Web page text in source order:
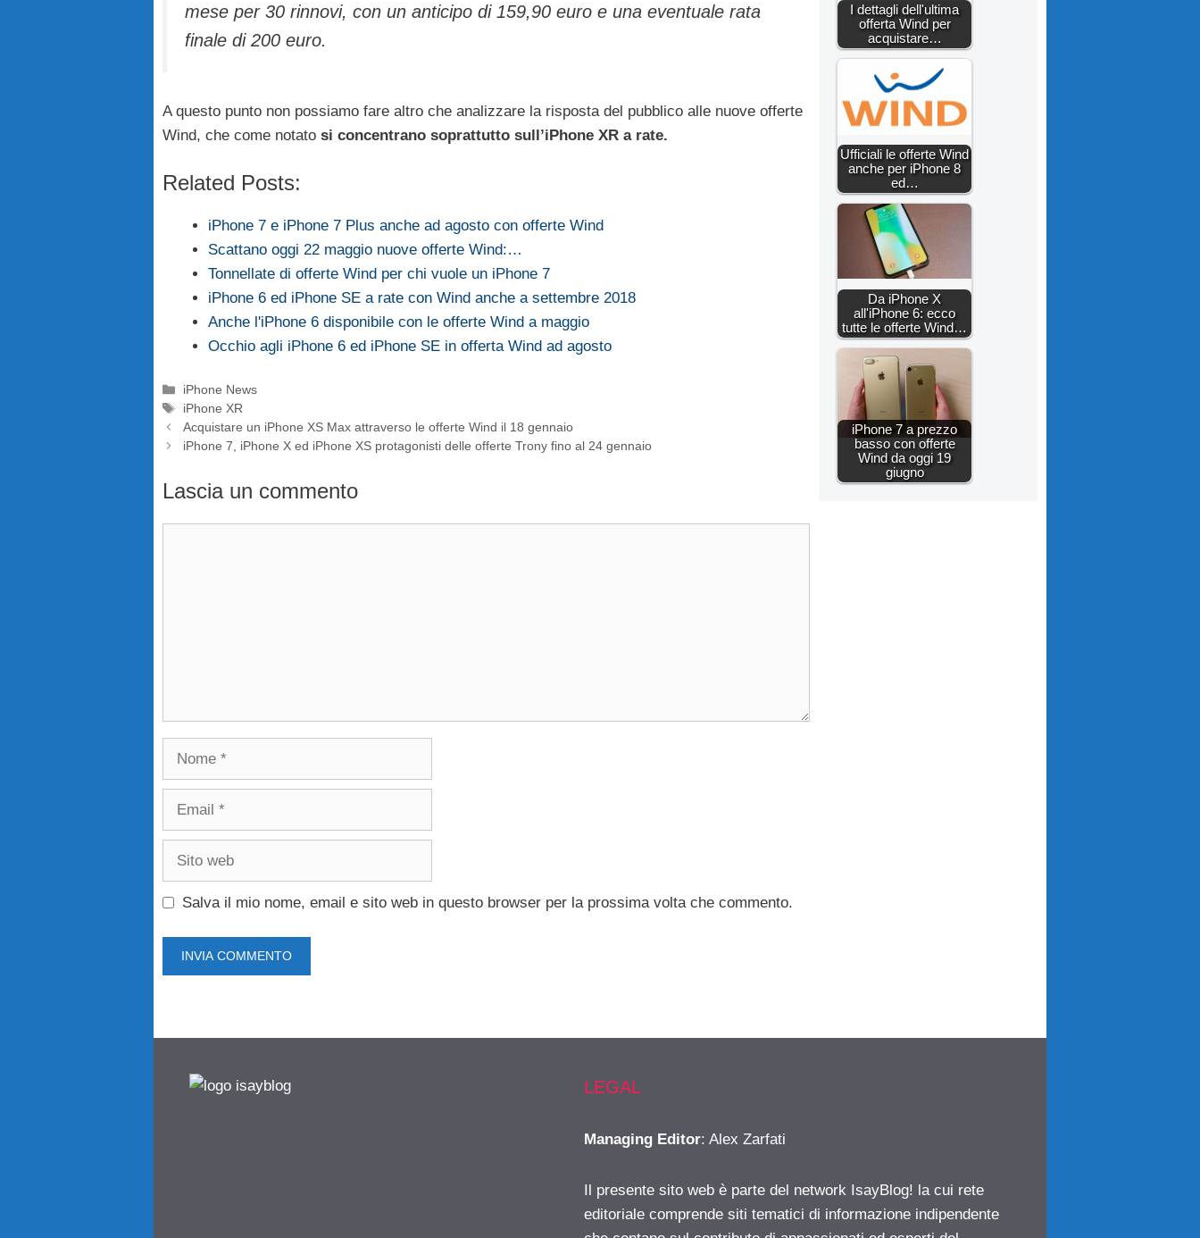
mese per 30 rinnovi, con un anticipo di 159,90 euro e una eventuale rata
finale di 200 euro.
A questo punto non possiamo fare altro che analizzare la risposta del pubblico alle nuove offerte
Wind, che come notato si concentrano soprattutto sull’iPhone XR a rate.
Related Posts:
iPhone 7 e iPhone 7 Plus anche ad agosto con offerte Wind
Scattano oggi 22 maggio nuove offerte Wind:…
Tonnellate di offerte Wind per chi vuole un iPhone 7
iPhone 6 ed iPhone SE a rate con Wind anche a settembre 2018
Anche l'iPhone 6 disponibile con le offerte Wind a maggio
Occhio agli iPhone 6 ed iPhone SE in offerta Wind ad agosto
Categorie
iPhone News
Tag
iPhone XR
Acquistare un iPhone XS Max attraverso le offerte Wind il 18 gennaio
iPhone 7, iPhone X ed iPhone XS protagonisti delle offerte Trony fino al 24 gennaio
Lascia un commento
Nome
Email
Sito
Salva il mio nome, email e sito web in questo browser per la prossima volta che commento.
I dettagli dell'ultima
offerta Wind per
acquistare…
Ufficiali le offerte Wind
anche per iPhone 8
ed…
Da iPhone X
all'iPhone 6: ecco
tutte le offerte Wind…
iPhone 7 a prezzo
basso con offerte
Wind da oggi 19
giugno
LEGAL
Managing Editor: Alex Zarfati
Il presente sito web è parte del network IsayBlog! la cui rete
editoriale comprende siti tematici di informazione indipendente